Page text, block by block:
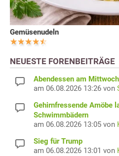
Gemüsenudeln
NEUESTE FORENBEITRÄGE
Abendessen am
am 06.08.2026 13:26 von
Gehirnfressende Amöbe
Schwimmbädern
am 06.08.2026 13:05 von
Sieg für Trump
am 06.08.2026 13:01 von